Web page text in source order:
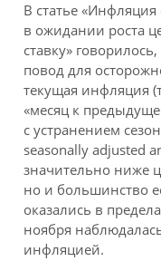
В статье
в ожидании роста
ставку»
повод для
текущая инфляция
«месяц к
с устранением
seasonally adjusted
значительно ниже
но и большинство
оказались в
ноября
инфляцией.